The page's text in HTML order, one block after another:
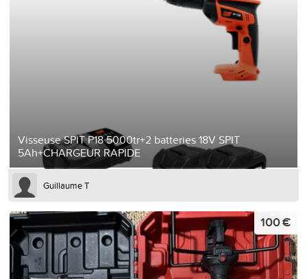
Visseuse SPIT P18 5000tr+2 batteries 18V SPIT
5Ah+CHARGEUR RAPIDE
Guillaume T
100 €